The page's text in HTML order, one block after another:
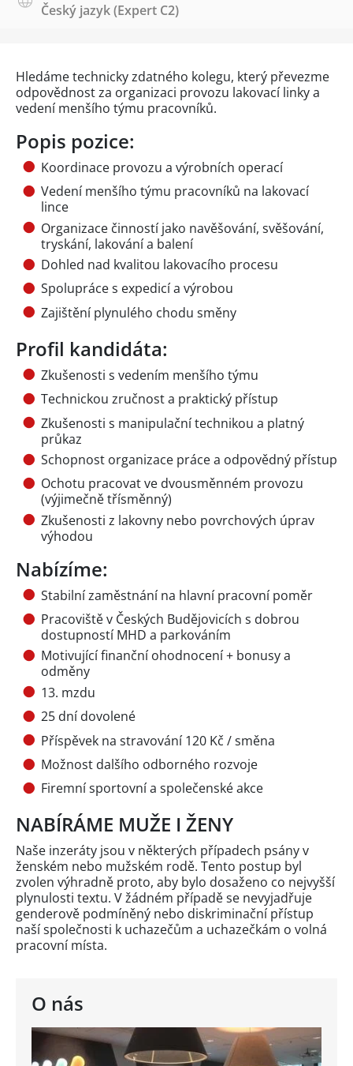
Český jazyk(Expert C2)
O nás
Hledáme technicky zdatného kolegu, který převezme
odpovědnost za organizaci provozu lakovací linky a
vedení menšího týmu pracovníků.
Popis pozice:
Koordinace provozu a výrobních operací
Vedení menšího týmu pracovníků na lakovací
lince
Organizace činností jako navěšování, svěšování,
tryskání, lakování a balení
Dohled nad kvalitou lakovacího procesu
Spolupráce s expedicí a výrobou
Zajištění plynulého chodu směny
Profil kandidáta:
Zkušenosti s vedením menšího týmu
Technickou zručnost a praktický přístup
Zkušenosti s manipulační technikou a platný
průkaz
Schopnost organizace práce a odpovědný přístup
Ochotu pracovat ve dvousměnném provozu
(výjimečně třísměnný)
Zkušenosti z lakovny nebo povrchových úprav
výhodou
Nabízíme:
Stabilní zaměstnání na hlavní pracovní poměr
Pracoviště v Českých Budějovicích s dobrou
dostupností MHD a parkováním
Motivující finanční ohodnocení + bonusy a
odměny
13. mzdu
25 dní dovolené
Příspěvek na stravování 120 Kč / směna
Možnost dalšího odborného rozvoje
Firemní sportovní a společenské akce
NABÍRÁME MUŽE I ŽENY
Naše inzeráty jsou v některých případech psány v
ženském nebo mužském rodě. Tento postup byl
zvolen výhradně proto, aby bylo dosaženo co nejvyšší
plynulosti textu. V žádném případě se nevyjadřuje
genderově podmíněný nebo diskriminační přístup
naší společnosti k uchazečům a uchazečkám o volná
pracovní místa.